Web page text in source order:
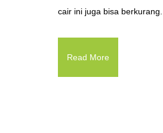
cair ini juga bisa berkurang...
Read More